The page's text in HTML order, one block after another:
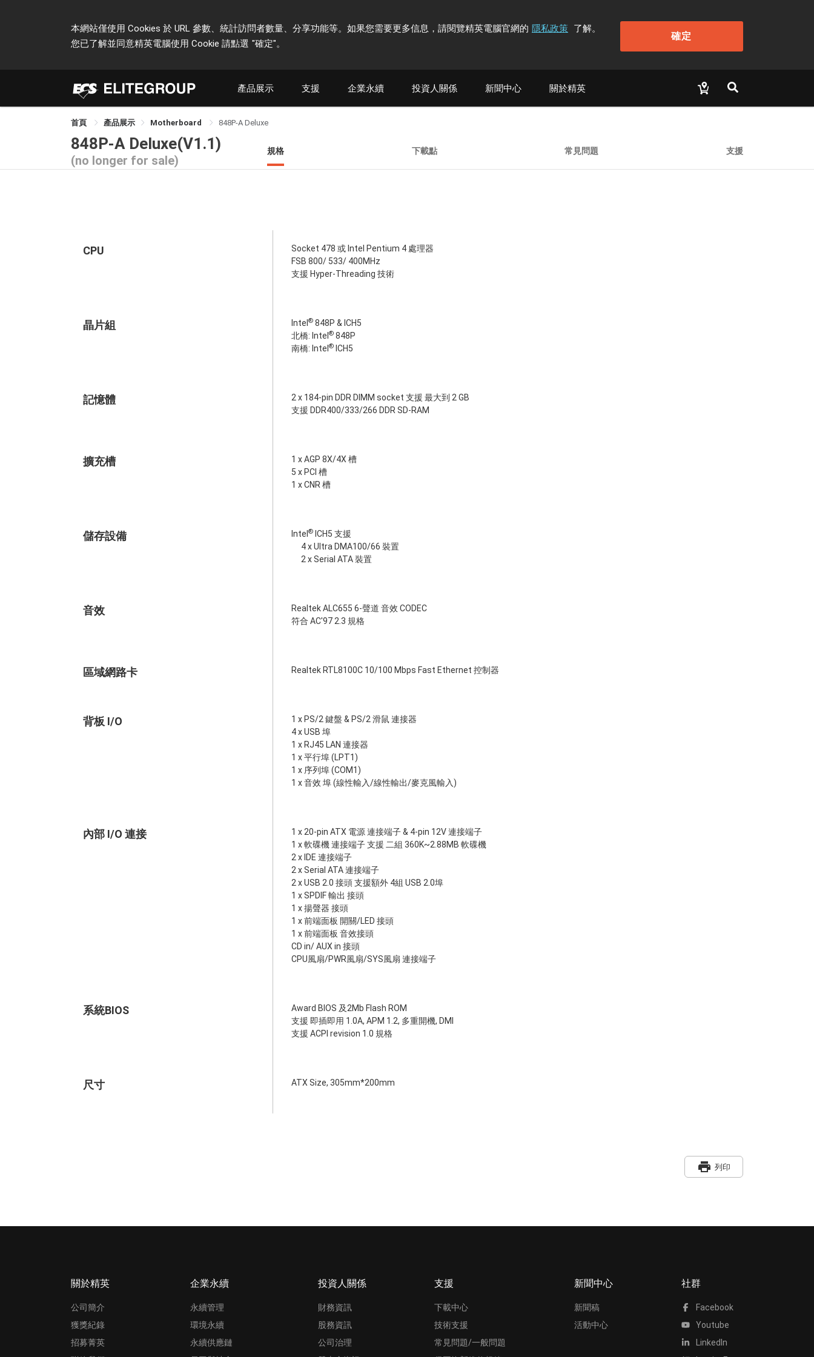
本網站僅使用 Cookies 於 URL 參數、統計訪問者數量、分享功能等。如果您需要更多信息，請閱覽精英電腦官網的 隱私政策 了解。
您已了解並同意精英電腦使用 Cookie 請點選 "確定"。
確定
產品展示 支援 企業永續 投資人關係 新聞中心 關於精英
首頁 產品展示 Motherboard 848P-A Deluxe
848P-A Deluxe(V1.1)
(no longer for sale)
規格 下載點 常見問題 支援
CPU
Socket 478 或 Intel Pentium 4 處理器
FSB 800/ 533/ 400MHz
支援 Hyper-Threading 技術
晶片組 Intel ® 848P & ICH5
北橋: Intel ® 848P
南橋: Intel ® ICH5
記憶體
2 x 184-pin DDR DIMM socket 支援 最大到 2 GB
支援 DDR400/333/266 DDR SD-RAM
擴充槽
1 x AGP 8X/4X 槽
5 x PCI 槽
1 x CNR 槽
儲存設備 Intel ® ICH5 支援
4 x Ultra DMA100/66 裝置
2 x Serial ATA 裝置
音效
Realtek ALC655 6-聲道 音效 CODEC
符合 AC'97 2.3 規格
區域網路卡 Realtek RTL8100C 10/100 Mbps Fast Ethernet 控制器
背板 I/O
1 x PS/2 鍵盤 & PS/2 滑鼠 連接器
4 x USB 埠
1 x RJ45 LAN 連接器
1 x 平行埠 (LPT1)
1 x 序列埠 (COM1)
1 x 音效 埠 (線性輸入/線性輸出/麥克風輸入)
內部 I/O 連接
1 x 20-pin ATX 電源 連接端子 & 4-pin 12V 連接端子
1 x 軟碟機 連接端子 支援 二組 360K~2.88MB 軟碟機
2 x IDE 連接端子
2 x Serial ATA 連接端子
2 x USB 2.0 接頭 支援額外 4組 USB 2.0埠
1 x SPDIF 輸出 接頭
1 x 揚聲器 接頭
1 x 前端面板 開關/LED 接頭
1 x 前端面板 音效接頭
CD in/ AUX in 接頭
CPU風扇/PWR風扇/SYS風扇 連接端子
系統BIOS
Award BIOS 及2Mb Flash ROM
支援 即插即用 1.0A, APM 1.2, 多重開機, DMI
支援 ACPI revision 1.0 規格
尺寸 ATX Size, 305mm*200mm
print 列印
關於精英
公司簡介
獲獎紀錄
招募菁英
企業永續
永續管理
環境永續
永續供應鏈
投資人關係
財務資訊
股務資訊
公司治理
支援
下載中心
技術支援
常見問題/一般問題
新聞中心
新聞稿
活動中心
社群
Facebook
Youtube
LinkedIn